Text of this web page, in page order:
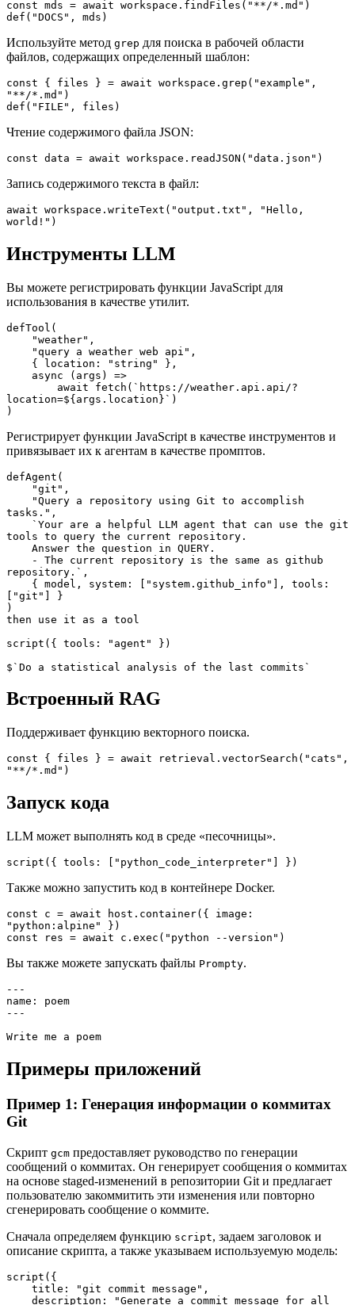
const mds = await workspace.findFiles("**/*.md")
def("DOCS", mds)
Используйте метод grep для поиска в рабочей области
файлов, содержащих определенный шаблон:
const { files } = await workspace.grep("example",
"**/*.md")
def("FILE", files)
Чтение содержимого файла JSON:
const data = await workspace.readJSON("data.json")
Запись содержимого текста в файл:
await workspace.writeText("output.txt", "Hello,
world!")
Инструменты LLM
Вы можете регистрировать функции JavaScript для
использования в качестве утилит.
defTool(
location=${args.location}`)
)
Регистрирует функции JavaScript в качестве инструментов и
привязывает их к агентам в качестве промптов.
defAgent(
tasks.",
tools to query the current repository.
repository.`,
["git"] }
)
then use it as a tool
script({ tools: "agent" })
$`Do a statistical analysis of the last commits`
Встроенный RAG
Поддерживает функцию векторного поиска.
const { files } = await retrieval.vectorSearch("cats",
"**/*.md")
Запуск кода
LLM может выполнять код в среде «песочницы».
script({ tools: ["python_code_interpreter"] })
Также можно запустить код в контейнере Docker.
const c = await host.container({ image:
"python:alpine" })
const res = await c.exec("python --version")
Вы также можете запускать файлы Prompty.
---
name: poem
---
Write me a poem
Примеры приложений
Пример 1: Генерация информации о коммитах
Git
Скрипт gcm предоставляет руководство по генерации
сообщений о коммитах. Он генерирует сообщения о коммитах
на основе staged-изменений в репозитории Git и предлагает
пользователю закоммитить эти изменения или повторно
сгенерировать сообщение о коммите.
Сначала определяем функцию script, задаем заголовок и
описание скрипта, а также указываем используемую модель:
script({